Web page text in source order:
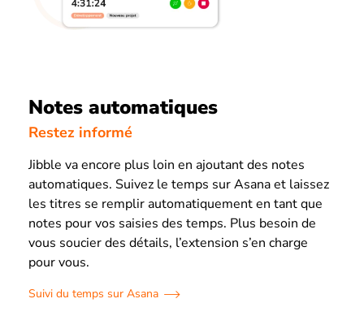
Notes automatiques
Restez informé
Jibble va encore plus loin en ajoutant des notes
automatiques. Suivez le temps sur Asana et laissez
les titres se remplir automatiquement en tant que
notes pour vos saisies des temps. Plus besoin de
vous soucier des détails, l’extension s’en charge
pour vous.
Suivi du temps sur Asana